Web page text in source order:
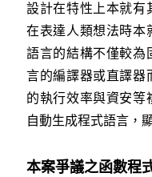
設計在特性上本就有
在表達人類想法時本
語言的結構不僅較為
言的編譯器或直譯器
的執行效率與資安等
自動生成程式語言，
本案爭議之函數程